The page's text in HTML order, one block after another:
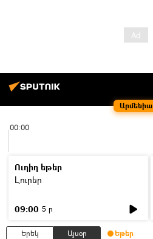
Արմենիա
00:00
Ուղիղ եթեր
Լուրեր
09:00 5 ր
Երեկ Այսօր Եթեր